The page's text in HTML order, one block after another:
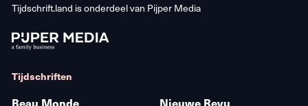
Tijdschrift.land is onderdeel van Pijper Media
Tijdschriften